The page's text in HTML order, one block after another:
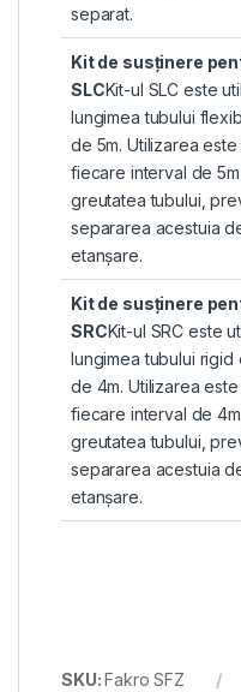
separat.
Kit de susținere
SLCKit-ul SLC este
lungimea tubului
de 5m. Utilizarea
fiecare interval de
greutatea tubului,
separarea acestuia
etanșare.
Kit de susținere
SRCKit-ul SRC este
lungimea tubului rigid
de 4m. Utilizarea
fiecare interval de
greutatea tubului,
separarea acestuia
etanșare.
SKU:Fakro SFZ